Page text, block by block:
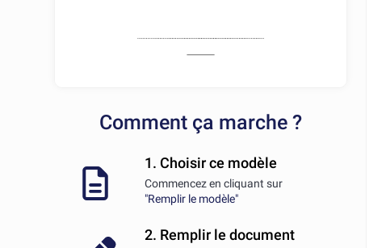
Comment ça marche ?
1. Choisir ce modèle
Commencez en cliquant sur
"Remplir le modèle"
2. Remplir le document